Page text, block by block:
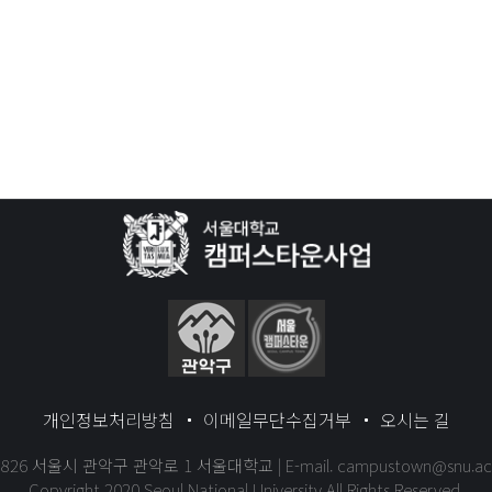
개인정보처리방침 이메일무단수집거부 오시는 길
서울시 관악구 관악로 1 서울대학교 | E-mail.